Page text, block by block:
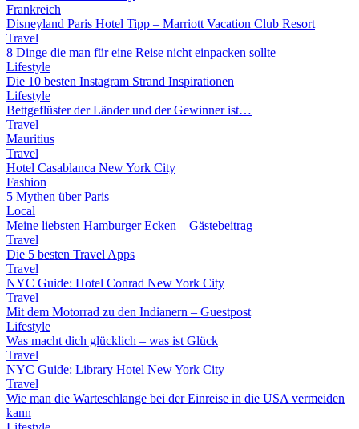
Frankreich
Disneyland Paris Hotel Tipp – Marriott Vacation Club Resort
Travel
8 Dinge die man für eine Reise nicht einpacken sollte
Lifestyle
Die 10 besten Instagram Strand Inspirationen
Lifestyle
Bettgeflüster der Länder und der Gewinner ist…
Travel
Mauritius
Travel
Hotel Casablanca New York City
Fashion
5 Mythen über Paris
Local
Meine liebsten Hamburger Ecken – Gästebeitrag
Travel
Die 5 besten Travel Apps
Travel
NYC Guide: Hotel Conrad New York City
Travel
Mit dem Motorrad zu den Indianern – Guestpost
Lifestyle
Was macht dich glücklich – was ist Glück
Travel
NYC Guide: Library Hotel New York City
Travel
Wie man die Warteschlange bei der Einreise in die USA vermeiden
kann